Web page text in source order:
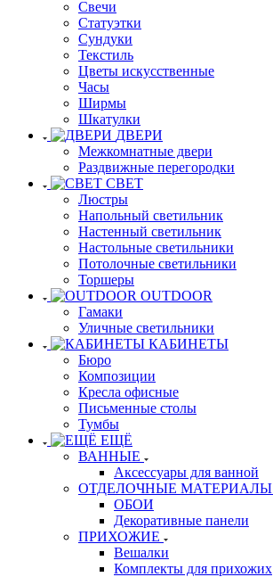
Свечи
Статуэтки
Сундуки
Текстиль
Цветы искусственные
Часы
Ширмы
Шкатулки
ДВЕРИ
Межкомнатные двери
Раздвижные перегородки
СВЕТ
Люстры
Напольный светильник
Настенный светильник
Настольные светильники
Потолочные светильники
Торшеры
OUTDOOR
Гамаки
Уличные светильники
КАБИНЕТЫ
Бюро
Композиции
Кресла офисные
Письменные столы
Тумбы
ЕЩЁ
ВАННЫЕ
Аксессуары для ванной
ОТДЕЛОЧНЫЕ МАТЕРИАЛЫ
ОБОИ
Декоративные панели
ПРИХОЖИЕ
Вешалки
Комплекты для прихожих